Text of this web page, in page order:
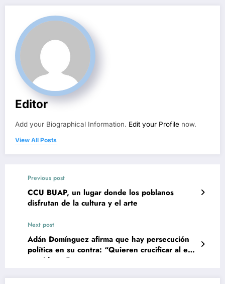
Editor
Add your Biographical Information. Edit your Profile now.
View All Posts
Previous post
CCU BUAP, un lugar donde los poblanos
disfrutan de la cultura y el arte
Next post
Adán Domínguez afirma que hay persecución
política en su contra: “Quieren crucificar al ex
presidente”